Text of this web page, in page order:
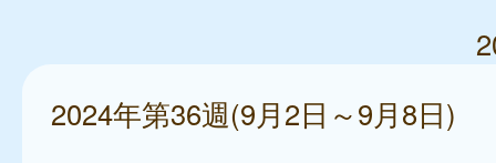
2024年第36週(9月2日～9月8日)